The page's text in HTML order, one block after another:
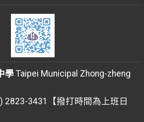
學Taipei Municipal Zhong-zheng
2823-3431【撥打時間為上班日